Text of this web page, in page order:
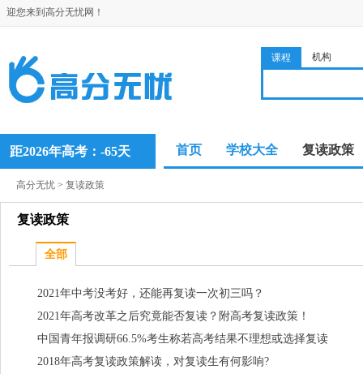
迎您来到高分无忧网！
课程 机构
距2026年高考：-65天 首页 学校大全 复读政策
高分无忧 > 复读政策
复读政策
全部
2021年中考没考好，还能再复读一次初三吗？
2021年高考改革之后究竟能否复读？附高考复读政策！
中国青年报调研66.5%考生称若高考结果不理想或选择复读
2018年高考复读政策解读，对复读生有何影响?